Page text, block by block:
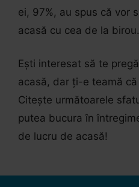
ei, 97%, au spus că vor
acasă cu cea de la
Ești interesat să te
acasă, dar ți-e teamă
Citește următoarele
putea bucura în
de lucru de acasă!